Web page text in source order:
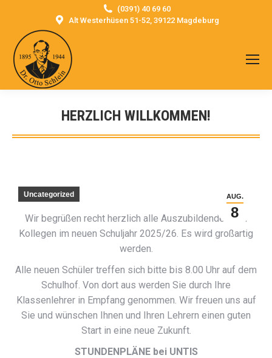
(0391) 40 69 60
Alt Westerhüsen 51-52, 39122 Magdeburg
HERZLICH WILLKOMMEN!
Sie befinden sich hier:
AUG.
8
Uncategorized
Wir begrüßen recht herzlich alle Auszubildenden und
Kollegen im neuen Schuljahr 2025/26. Es wird großartig
werden.
Alle neuen Schüler treffen sich bitte bis 8.00 Uhr auf dem
Schulhof. Von dort aus werden Sie durch Ihre
Klassenlehrer in Empfang genommen. Wir freuen uns auf
Sie und wünschen Ihnen und Ihren Lehrern einen guten
Start in eine neue Zukunft.
STUNDENPLÄNE bei UNTIS